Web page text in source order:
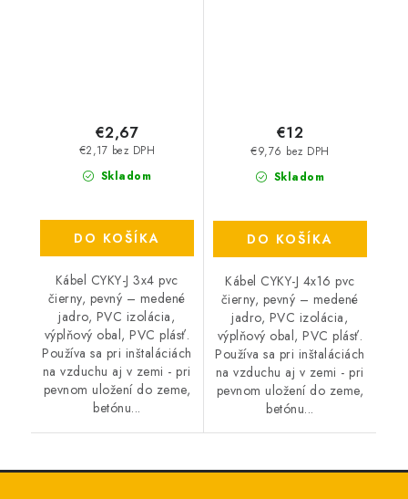
Skladom
€2,17 bez DPH
€2,67
DO KOŠÍKA
Kábel CYKY-J 3x4 pvc
čierny, pevný – medené
jadro, PVC izolácia,
výplňový obal, PVC plásť.
Používa sa pri inštaláciách
na vzduchu aj v zemi - pri
pevnom uložení do zeme,
betónu...
Skladom
€9,76 bez DPH
€12
DO KOŠÍKA
Kábel CYKY-J 4x16 pvc
čierny, pevný – medené
jadro, PVC izolácia,
výplňový obal, PVC plásť.
Používa sa pri inštaláciách
na vzduchu aj v zemi - pri
pevnom uložení do zeme,
betónu...